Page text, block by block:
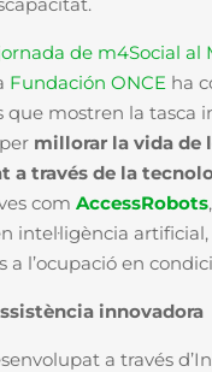
de m4Social al
Fundación ONCE ha
que mostren la tasca
millorar la vida de
a través de la
com AccessRobots,
intel·ligència
a l’ocupació en
innovadora
a través